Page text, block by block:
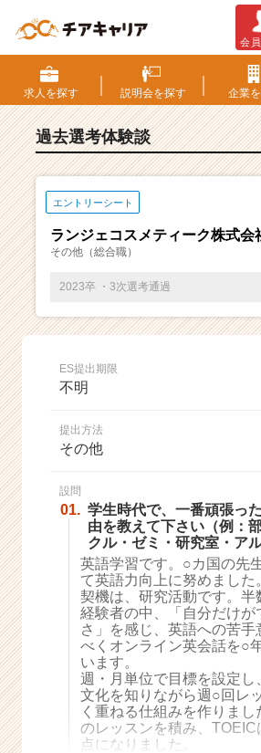
S・
選
考
験
ベ
チ
ー・
成
ト
が
届
く
就
活
サ
イ
チ
ア
キ
ャ
会
求人を探す 説明会を探す 企業を
過去選考体験談
エントリーシート
ランジェコスメティーク株式会
その他（総合職）
2023卒 ・3次選考通過
ES提出期限
不明
提出方法
その他
設問
01. 学生時代で、一番頑張っ
由を教えて下さい（例：
クル・ゼミ・研究室・ア
英語学習です。○カ国の先
て英語力向上に努めました
契機は、研究活動です。半
経験者の中、「自分だけが
さ」を感じ、英語への苦手
べくオンライン英会話を○
います。
週・月単位で目標を設定し
文化を知りながら週○回レ
く重ねる仕組みを作りまし
のレッスンを積み、
点になりました。